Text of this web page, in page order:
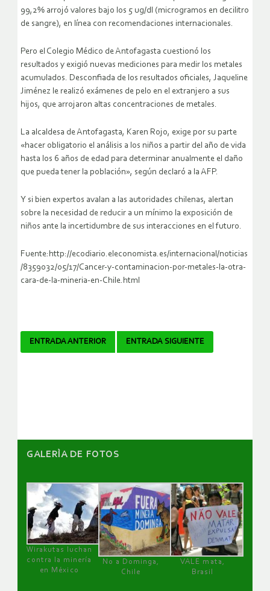
99,2% arrojó valores bajo los 5 ug/dl (microgramos en decilitro
de sangre), en línea con recomendaciones internacionales.
Pero el Colegio Médico de Antofagasta cuestionó los
resultados y exigió nuevas mediciones para medir los metales
acumulados. Desconfiada de los resultados oficiales, Jaqueline
Jiménez le realizó exámenes de pelo en el extranjero a sus
hijos, que arrojaron altas concentraciones de metales.
La alcaldesa de Antofagasta, Karen Rojo, exige por su parte
«hacer obligatorio el análisis a los niños a partir del año de vida
hasta los 6 años de edad para determinar anualmente el daño
que pueda tener la población», según declaró a la AFP.
Y si bien expertos avalan a las autoridades chilenas, alertan
sobre la necesidad de reducir a un mínimo la exposición de
niños ante la incertidumbre de sus interacciones en el futuro.
Fuente:http://ecodiario.eleconomista.es/internacional/noticias
/8359032/05/17/Cancer-y-contaminacion-por-metales-la-otra-
cara-de-la-mineria-en-Chile.html
Navegador
ENTRADA ANTERIOR ENTRADA SIGUIENTE
GALERÌA DE FOTOS
Wirakutas luchan
contra la minería
en México
No a Dominga,
Chile
VALE mata,
Brasil